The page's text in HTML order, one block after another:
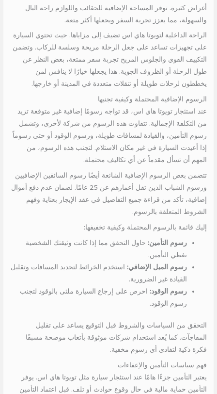
أغراض كثيرة. توفر المساحة الإضافية للحقائب واللوازم راحة البال
والسهولة، مما يعزز تجربة السفر ويجعلها أكثر متعة.
الراحة الداخلية لتويوتا هاي اس تضيف إلى مزاياها. حيث تحتوي السيارة
على تجهيزات تساعد على جعل الرحلة مريحة وسلسة للركاب. وتضمن
التكييف القوي والجلوس المريح تجربة سفر ممتعة، بغض النظر عن
طول الرحلة أو الظروف الجوية. هذا يجعلها خيارًا لا ينافس لمن
يخططون لرحلات طويلة أو تنقلات متعددة في المدينة أو خارجها.
الرسوم الإضافية المحتملة وكيفية تجنبها
عند استئجار تويوتا هاي اس، قد تواجه رسومًا إضافية غير متوقعة تزيد
من التكلفة الإجمالية. تتفاوت هذه الرسوم من شركة لأخرى، وتشمل
رسوم التأمين، والقيادة لمسافات طويلة، ورسوم الوقود أو حتى رسوماً
إذا أعيدت السيارة في غير مكان الاستلام. لتجنب هذه الرسوم، من
المهم أن تسأل مقدماً عن أي تكاليف محتملة.
تتضمن بعض الرسوم الإضافية الشائعة أيضًا رسوم السائقين الإضافيين
ورسوم الشباب الذين تقل أعمارهم عن 25 عامًا. لضمان عدم دفع أموال
إضافية، تأكد من قراءة جميع التفاصيل في عقد الإيجار بعناية وفهم
الشروط المتعلقة بالرسوم.
إليك قائمة بالرسوم المحتملة وكيفية تخفيفها:
رسوم التأمين: حاول التحقق مما إذا كانت وثيقتك الشخصية
تغطي التأمين.
رسوم الميل الإضافي: استخدم الخرائط لتحديد المسافات وتقليل
القيادة غير الضرورية.
رسوم الوقود: احرص على إرجاع السيارة ملئى بالوقود لتجنب
رسوم الوقود.
التحقق من السياسات والشروط قبل التوقيع يساعد على تقليل
المفاجآت. كما يُعد استخدام شركات موثوقة بأتعاب موضحة مسبقًا
فكرة ذكية لتفادي أي رسوم مخفية.
فهم سياسات التأمين والإعفاءات
يعتبر التأمين جزءًا هامًا عند استئجار سيارة مثل تويوتا هاي اس. يوفر
التأمين حماية مالية في حال وقوع حوادث أو تلف. قبل اعتماد التأمين